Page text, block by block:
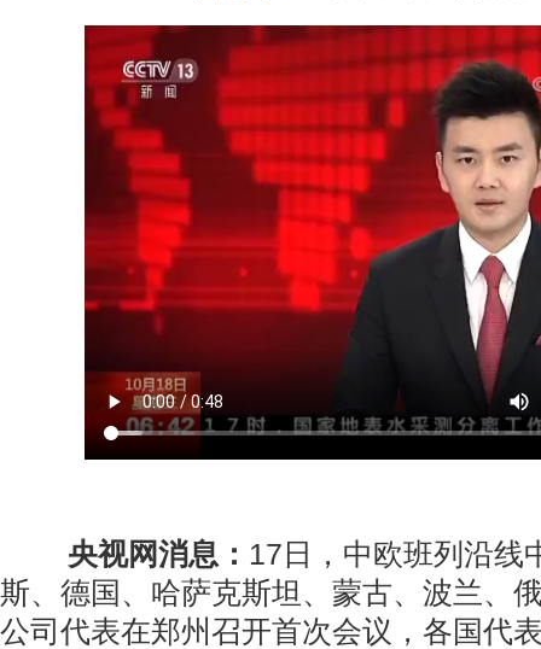
央视网消息： 17日，中欧班列沿线
斯、德国、哈萨克斯坦、蒙古、波兰、
公司代表在郑州召开首次会议，各国代